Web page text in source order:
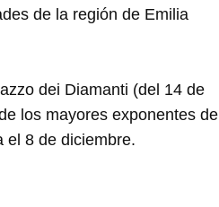
de la región de Emilia
dei Diamanti (del 14 de
los mayores exponentes del
el 8 de diciembre.